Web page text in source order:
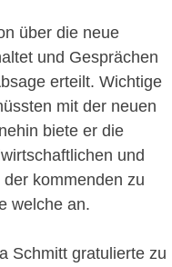
über die neue
und Gesprächen
erteilt. Wichtige
mit der neuen
biete er die
und
kommenden zu
welche an.
Schmitt gratulierte zu